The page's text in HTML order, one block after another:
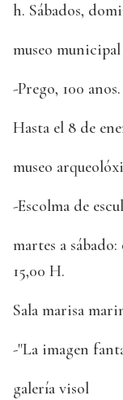
h. Sábados,
museo municipal
-Prego, 100 anos.
Hasta el 8 de
museo
-Escolma de
martes a
15,00 H.
Sala marisa
-"La imagen
galería visol